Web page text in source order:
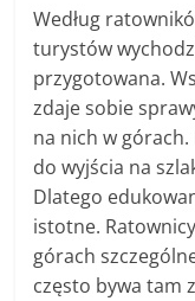
Według
turystów
przygotowana.
zdaje sobie
na nich w
do wyjścia na
Dlatego
istotne.
górach
często bywa tam